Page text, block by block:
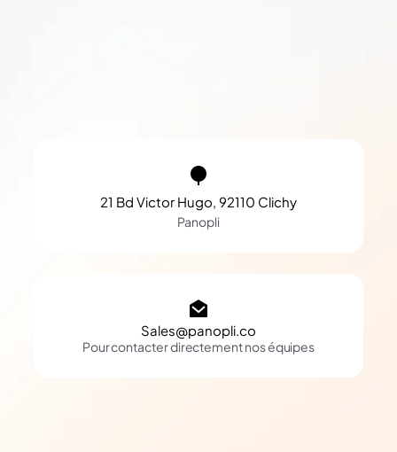
21 Bd Victor Hugo, 92110 Clichy
Panopli
Sales@panopli.co
Pour contacter directement nos équipes